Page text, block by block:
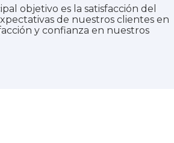
objetivo es la satisfacción del
de nuestros clientes en
y confianza en nuestros